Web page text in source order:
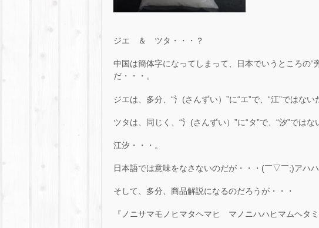
ジエ ＆ ツタ・・・？
中国は簡体字になってしまって、日本でいうところの“
だ・・・。
ジエは、多分、“氵(さんずい）”に“エ”で、“江”ではな
ツタは、同じく、“氵(さんずい）”に“タ”で、“汐”では
江汐・・・。
日本語では意味をなさないのだが・・・(￣▽￣;)アハ
そして、多分、商品解説になるのだろうが・・・
『ノニサマモノヒマタヘマヒ マノニハハヒマムヘタミ